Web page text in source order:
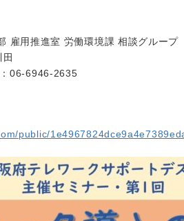
雇用推進室 労働環境課 相談グループ
06-6946-2635
public/